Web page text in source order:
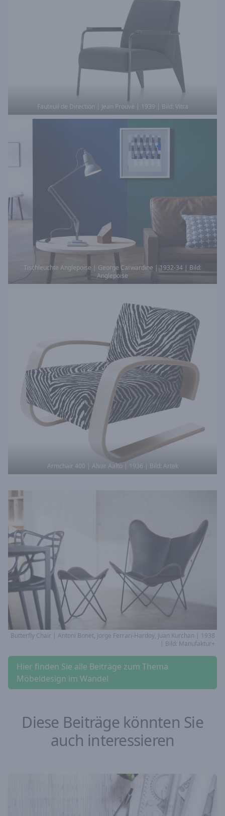
Fauteuil de Direction | Jean Prouvé | 1939 | Bild: Vitra
Tischleuchte Anglepoise | George Carwardine | 1932-34 | Bild:
Anglepoise
Armchair 400 | Alvar Aalto | 1936 | Bild: Artek
Butterfly Chair | Antoni Bonet, Jorge Ferrari-Hardoy, Juan Kurchan | 1938
| Bild: Manufaktur+
Hier finden Sie alle Beiträge zum Thema
Möbeldesign im Wandel
Diese Beiträge könnten Sie
auch interessieren